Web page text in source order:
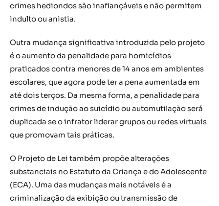
crimes hediondos são inafiançáveis e não permitem
indulto ou anistia.
Outra mudança significativa introduzida pelo projeto
é o aumento da penalidade para homicídios
praticados contra menores de 14 anos em ambientes
escolares, que agora pode ter a pena aumentada em
até dois terços. Da mesma forma, a penalidade para
crimes de indução ao suicídio ou automutilação será
duplicada se o infrator liderar grupos ou redes virtuais
que promovam tais práticas.
O Projeto de Lei também propõe alterações
substanciais no Estatuto da Criança e do Adolescente
(ECA). Uma das mudanças mais notáveis é a
criminalização da exibição ou transmissão de